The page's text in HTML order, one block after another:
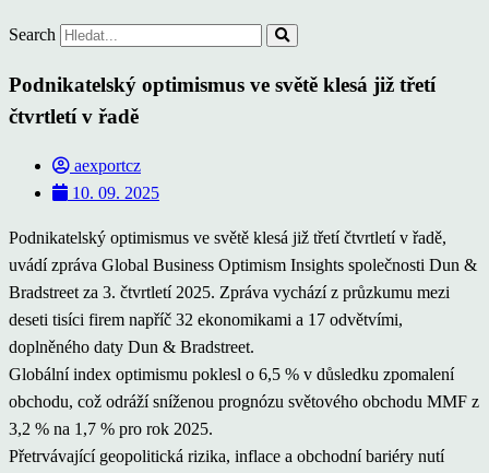
Search
Podnikatelský optimismus ve světě klesá již třetí
čtvrtletí v řadě
aexportcz
10. 09. 2025
Podnikatelský optimismus ve světě klesá již třetí čtvrtletí v řadě,
uvádí zpráva Global Business Optimism Insights společnosti Dun &
Bradstreet za 3. čtvrtletí 2025. Zpráva vychází z průzkumu mezi
deseti tisíci firem napříč 32 ekonomikami a 17 odvětvími,
doplněného daty Dun & Bradstreet.
Globální index optimismu poklesl o 6,5 % v důsledku zpomalení
obchodu, což odráží sníženou prognózu světového obchodu MMF z
3,2 % na 1,7 % pro rok 2025.
Přetrvávající geopolitická rizika, inflace a obchodní bariéry nutí